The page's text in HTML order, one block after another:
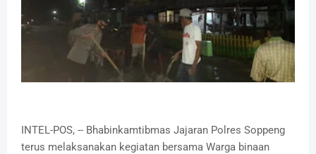
INTEL-POS, -- Bhabinkamtibmas Jajaran Polres Soppeng
terus melaksanakan kegiatan bersama Warga binaan